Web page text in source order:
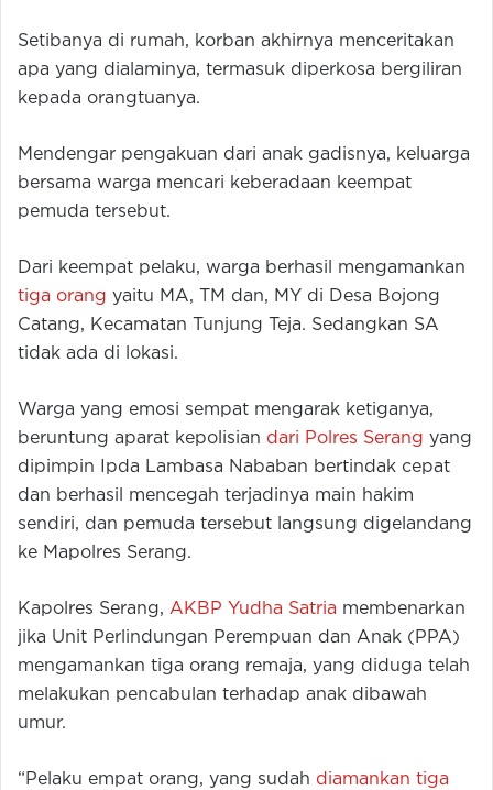
Setibanya di rumah, korban akhirnya menceritakan
apa yang dialaminya, termasuk diperkosa bergiliran
kepada orangtuanya.
Mendengar pengakuan dari anak gadisnya, keluarga
bersama warga mencari keberadaan keempat
pemuda tersebut.
Dari keempat pelaku, warga berhasil mengamankan
tiga orang yaitu MA, TM dan, MY di Desa Bojong
Catang, Kecamatan Tunjung Teja. Sedangkan SA
tidak ada di lokasi.
Warga yang emosi sempat mengarak ketiganya,
beruntung aparat kepolisian dari Polres Serang yang
dipimpin Ipda Lambasa Nababan bertindak cepat
dan berhasil mencegah terjadinya main hakim
sendiri, dan pemuda tersebut langsung digelandang
ke Mapolres Serang.
Kapolres Serang, AKBP Yudha Satria membenarkan
jika Unit Perlindungan Perempuan dan Anak (PPA)
mengamankan tiga orang remaja, yang diduga telah
melakukan pencabulan terhadap anak dibawah
umur.
“Pelaku empat orang, yang sudah diamankan tiga